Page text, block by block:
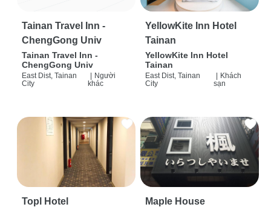
Tainan Travel Inn -
ChengGong Univ
Tainan Travel Inn -
ChengGong Univ
East Dist, Tainan
City
| Người
khác
YellowKite Inn Hotel
Tainan
YellowKite Inn Hotel
Tainan
East Dist, Tainan
City
| Khách
sạn
Topl Hotel Maple House